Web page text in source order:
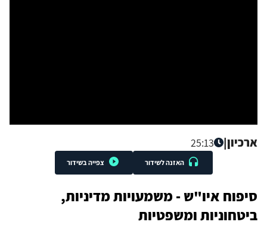
ארכיון|
25:13
האזנה לשידור צפייה בשידור
סיפוח איו"ש - משמעויות מדיניות,
ביטחוניות ומשפטיות